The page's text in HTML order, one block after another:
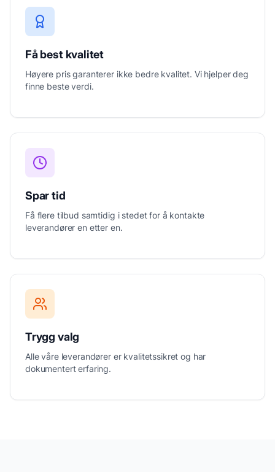
Få best kvalitet
Høyere pris garanterer ikke bedre kvalitet. Vi hjelper deg
finne beste verdi.
Spar tid
Få flere tilbud samtidig i stedet for å kontakte
leverandører en etter en.
Trygg valg
Alle våre leverandører er kvalitetssikret og har
dokumentert erfaring.